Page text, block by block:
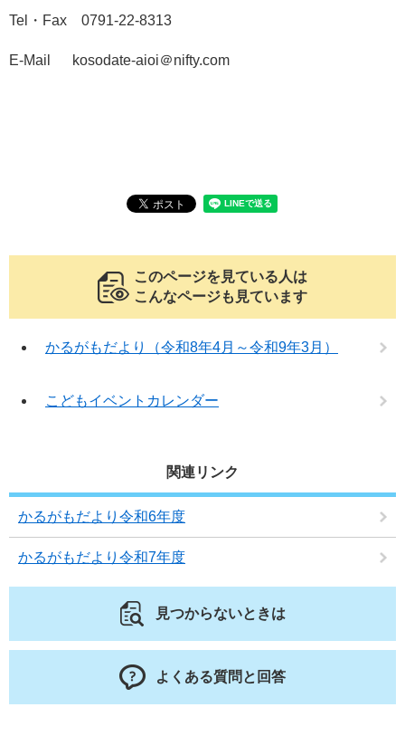
Tel・Fax 0791-22-8313
E-Mail kosodate-aioi＠nifty.com
このページを見ている人は
こんなページも見ています
かるがもだより（令和8年4月～令和9年3月）
こどもイベントカレンダー
関連リンク
かるがもだより令和6年度
かるがもだより令和7年度
見つからないときは
よくある質問と回答